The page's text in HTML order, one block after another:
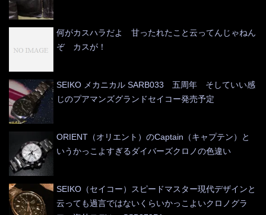
何がカスハラだよ 甘ったれたこと云ってんじゃねん
ぞ カスが！
SEIKO メカニカル SARB033 五周年 そしていい感
じのプアマンズグランドセイコー発売予定
ORIENT（オリエント）のCaptain（キャプテン）と
いうかっこよすぎるダイバーズクロノの色違い
SEIKO（セイコー）スピードマスター現代デザインと
云っても過言ではないくらいかっこよいクロノグラ